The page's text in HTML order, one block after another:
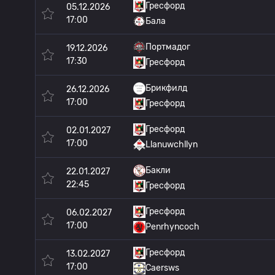
05.12.2026
17:00
Гресфорд
Бала
19.12.2026
17:30
Портмадог
Гресфорд
26.12.2026
17:00
Брикфилд
Гресфорд
02.01.2027
17:00
Гресфорд
Llanuwchllyn
22.01.2027
22:45
Бакли
Гресфорд
06.02.2027
17:00
Гресфорд
Penrhyncoch
13.02.2027
17:00
Гресфорд
Caersws